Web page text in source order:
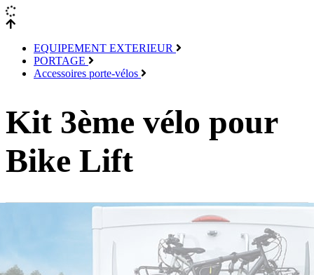
EQUIPEMENT EXTERIEUR
PORTAGE
Accessoires porte-vélos
Kit 3ème vélo pour
Bike Lift